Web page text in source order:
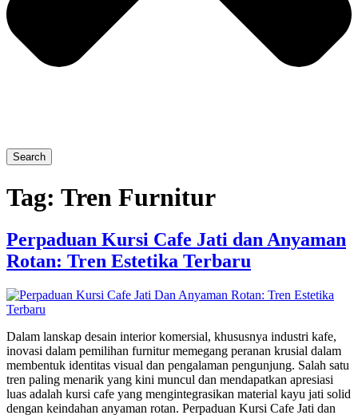
Search
Tag: Tren Furnitur
Perpaduan Kursi Cafe Jati dan Anyaman
Rotan: Tren Estetika Terbaru
Dalam lanskap desain interior komersial, khususnya industri kafe,
inovasi dalam pemilihan furnitur memegang peranan krusial dalam
membentuk identitas visual dan pengalaman pengunjung. Salah satu
tren paling menarik yang kini muncul dan mendapatkan apresiasi
luas adalah kursi cafe yang mengintegrasikan material kayu jati solid
dengan keindahan anyaman rotan. Perpaduan Kursi Cafe Jati dan